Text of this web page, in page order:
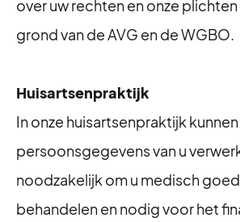
over uw rechten en onze
grond van de AVG en de WGBO.
Huisartsenpraktijk
In onze huisartsenpraktijk
persoonsgegevens van u
noodzakelijk om u medisch
behandelen en nodig voor het